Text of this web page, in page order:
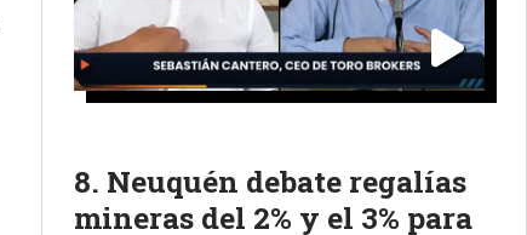
Neuquén debate regalías
mineras del 2% y el 3% para